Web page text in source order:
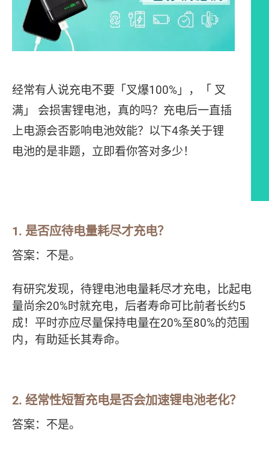
经常有人说充电不要「叉爆100%」，「 叉
满」 会损害锂电池，真的吗？充电后一直插
上电源会否影响电池效能？以下4条关于锂
电池的是非题，立即看你答对多少！
1. 是否应待电量耗尽才充电？
答案：不是。
有研究发现，待锂电池电量耗尽才充电，比起电
量尚余20%时就充电，后者寿命可比前者长约5
成！平时亦应尽量保持电量在20%至80%的范围
内，有助延长其寿命。
2. 经常性短暂充电是否会加速锂电池老化？
答案：不是。